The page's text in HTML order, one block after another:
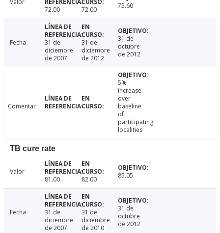
Valor
72.00
72.00 75.60
Fecha
31 de
diciembre
de 2007
31 de
diciembre
de 2012
31 de
octubre
de 2012
Comentar
5%
increase
over
baseline
of
participating
localities
TB cure rate
Valor
81.00
82.00 85.05
Fecha
31 de
diciembre
de 2007
31 de
diciembre
de 2010
31 de
octubre
de 2012